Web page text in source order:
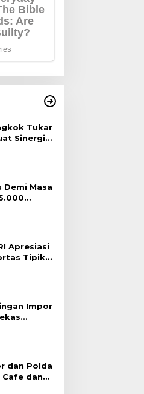
Tukar
Sinergi
Lintas
Demi Masa
Apresiasi
Tipikor
Korupsi
Impor
dan Polda
Cafe dan